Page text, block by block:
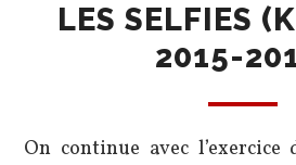
LES SELFIES
2015-
On continue avec